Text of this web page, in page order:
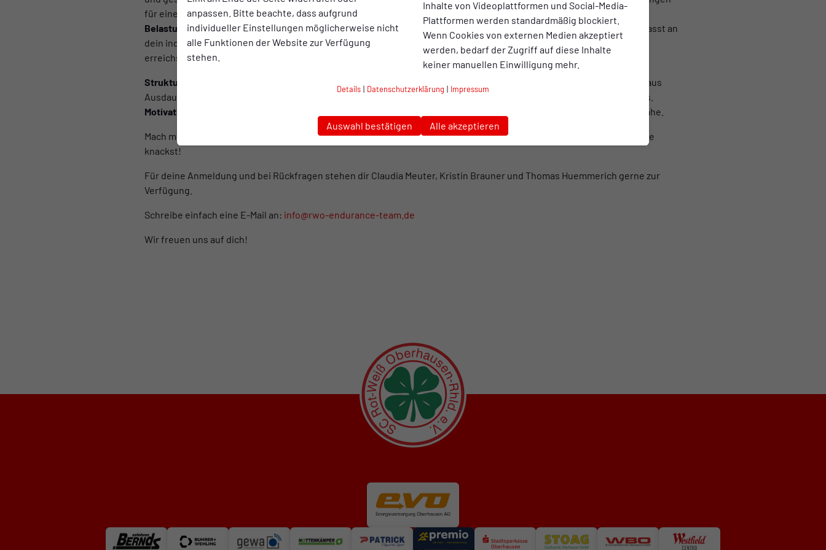
anpassen. Bitte beachte, dass aufgrund
individueller Einstellungen möglicherweise nicht
alle Funktionen der Website zur Verfügung
stehen.
Inhalte von Videoplattformen und Social-Media-
Plattformen werden standardmäßig blockiert.
Wenn Cookies von externen Medien akzeptiert
werden, bedarf der Zugriff auf diese Inhalte
keiner manuellen Einwilligung mehr.
Details | Datenschutzerklärung | Impressum
Auswahl bestätigen Alle akzeptieren
für eine verbesserte Beweglichkeit und unterstützen eine schnellere Regeneration deiner Muskulatur.
Belastungsangepasstes Ausdauertraining: Wir steigern die Laufdauer und -intensität schrittweise und immer angepasst an
dein individuelles Leistungsniveau und deine Tagesform. So bleibst du stets motiviert, vermeidest Überlastung und
erreichst dein Ziel mit Freude und Sicherheit.
Strukturierter Aufbau:
: Kombination aus
Ausdauer, Technik, Kraft und Beweglichkeit.
Erfahrene Ansprechpartner
: Profitiere von der Expertise unseres Teams.
Motivation in der Gruppe
: Training in deiner Nähe.
Mach mit und erlebe, wie du in nur 10 Wochen deine Laufleistung auf ein neues Level bringst und die 60-Minuten-Marke
knackst!
Für deine Anmeldung und bei Rückfragen stehen dir Claudia Meuter, Kristin Brauner und Thomas Huemmerich gerne zur
Verfügung.
Schreibe einfach eine E-Mail an: info@rwo-endurance-team.de
Wir freuen uns auf dich!